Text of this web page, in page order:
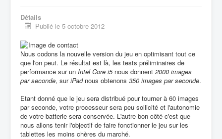
Détails
Publié le 5 octobre 2012
Nous codons la nouvelle version du jeu en optimisant tout ce
que l'on peut. Le résultat est là, les tests préliminaires de
performance sur un Intel Core i5nous donnent 2000 images
par seconde, suriPadnous obtenons 350 images par seconde.
Etant donné que le jeu sera distribué pour tourner à 60 images
par seconde, votre processeur sera peu sollicité et l'autonomie
de votre batterie sera conservée. L'autre bon côté c'est que
nous allons tenir l'objectif de faire fonctionner le jeu sur les
tablettes les moins chères du marché.